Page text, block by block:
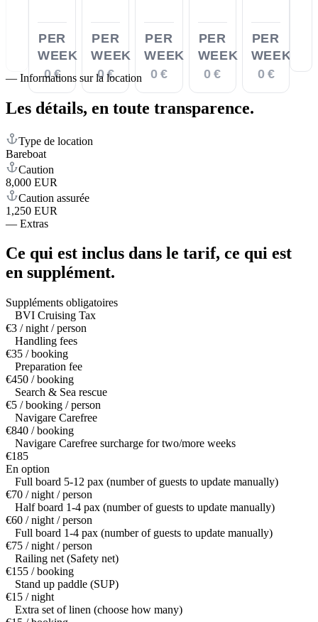
PER
WEEK
0 €
PER
WEEK
0 €
PER
WEEK
0 €
PER
WEEK
0 €
PER
WEEK
0 €
— Informations sur la location
Les détails, en toute transparence.
Type de location
Bareboat
Caution
8,000 EUR
Caution assurée
1,250 EUR
— Extras
Ce qui est inclus dans le tarif, ce qui est
en supplément.
Suppléments obligatoires
BVI Cruising Tax
€3 / night / person
Handling fees
€35 / booking
Preparation fee
€450 / booking
Search & Sea rescue
€5 / booking / person
Navigare Carefree
€840 / booking
Navigare Carefree surcharge for two/more weeks
€185
En option
Full board 5-12 pax (number of guests to update manually)
€70 / night / person
Half board 1-4 pax (number of guests to update manually)
€60 / night / person
Full board 1-4 pax (number of guests to update manually)
€75 / night / person
Railing net (Safety net)
€155 / booking
Stand up paddle (SUP)
€15 / night
Extra set of linen (choose how many)